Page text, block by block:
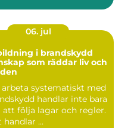
06. jul
i brandskydd
som räddar liv och
systematiskt med
handlar inte bara
att följa lagar och regler.
handlar ...